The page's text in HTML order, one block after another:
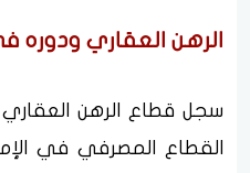
الرهن العقاري ودوره
سجل قطاع الرهن
القطاع المصرفي في